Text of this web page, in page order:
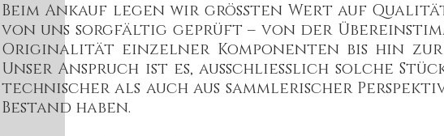
Beim Ankauf legen wir größten Wert auf
von uns sorgfältig geprüft – von der
Originalität einzelner Komponenten bis hin zur
Unser Anspruch ist es, ausschließlich solche
technischer als auch aus sammlerischer
Bestand haben.